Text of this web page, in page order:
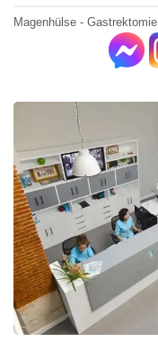
Magenhülse - Gastrektomie